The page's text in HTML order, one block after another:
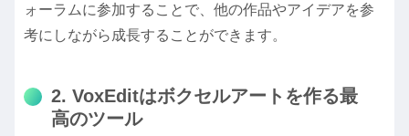
ォーラムに参加することで、他の作品やアイデアを参
考にしながら成長することができます。
2. VoxEditはボクセルアートを作る最
高のツール